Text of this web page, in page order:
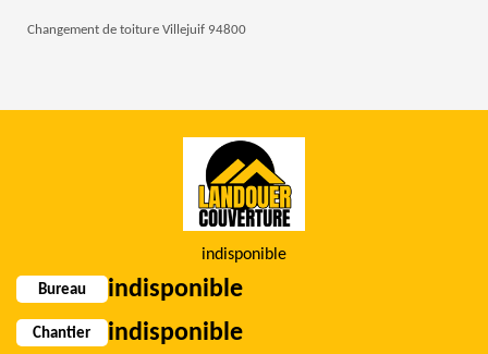
Changement de toiture Villejuif 94800
indisponible
Bureau indisponible
Chantier indisponible